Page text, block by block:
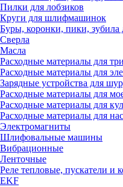
Пилки для лобзиков
Круги для шлифмашинок
Буры, коронки, пики, зубила
Сверла
Масла
Расходные материалы для
Расходные материалы для
Зарядные устройства для
Расходные материалы для
Расходные материалы для
Расходные материалы для
Электромагниты
Шлифовальные машины
Вибрационные
Ленточные
Реле тепловые, пускатели и
EKF